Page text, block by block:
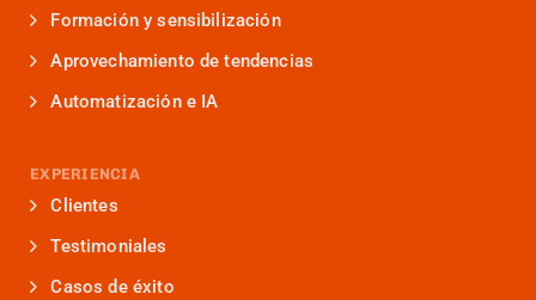
Formación y sensibilización
Aprovechamiento de tendencias
Automatización e IA
EXPERIENCIA
Clientes
Testimoniales
Casos de éxito